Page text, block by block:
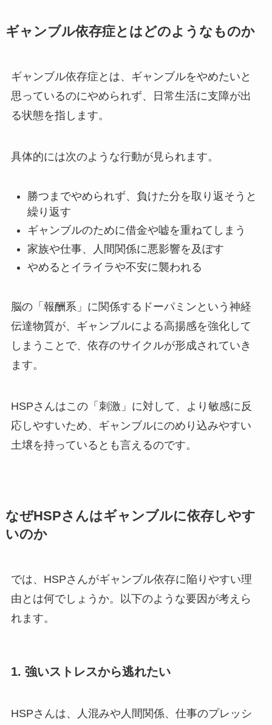
ギャンブル依存症とはどのようなものか
ギャンブル依存症とは、ギャンブルをやめたいと
思っているのにやめられず、日常生活に支障が出
る状態を指します。
具体的には次のような行動が見られます。
勝つまでやめられず、負けた分を取り返そうと
繰り返す
ギャンブルのために借金や嘘を重ねてしまう
家族や仕事、人間関係に悪影響を及ぼす
やめるとイライラや不安に襲われる
脳の「報酬系」に関係するドーパミンという神経
伝達物質が、ギャンブルによる高揚感を強化して
しまうことで、依存のサイクルが形成されていき
ます。
HSPさんはこの「刺激」に対して、より敏感に反
応しやすいため、ギャンブルにのめり込みやすい
土壌を持っているとも言えるのです。
なぜHSPさんはギャンブルに依存しやす
いのか
では、HSPさんがギャンブル依存に陥りやすい理
由とは何でしょうか。以下のような要因が考えら
れます。
1. 強いストレスから逃れたい
HSPさんは、人混みや人間関係、仕事のプレッシ